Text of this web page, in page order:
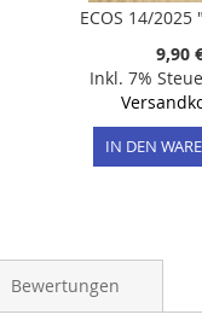
ECOS 14/
9,90
Inkl. 7%
IN DEN
Bewertungen